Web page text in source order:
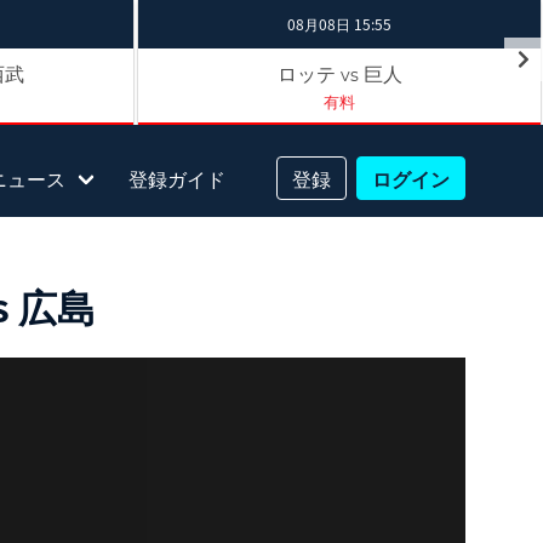
08月08日 15:55
ロッテ vs 巨人
有料
ュース 登録ガイド 登録 ログイン
広島